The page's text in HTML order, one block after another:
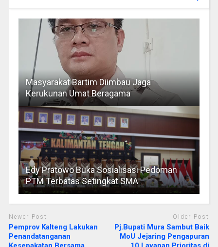
Masyarakat Bartim Diimbau Jaga
Kerukunan Umat Beragama
Edy Pratowo Buka Sosialisasi Pedoman
PTM Terbatas Setingkat SMA
Newer Post
Pemprov Kalteng Lakukan
Penandatanganan
Older Post
Pj.Bupati Mura Sambut Baik
MoU Jejaring Pengapuran